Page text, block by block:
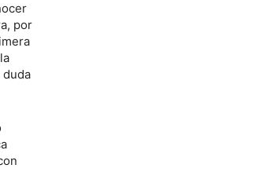
por